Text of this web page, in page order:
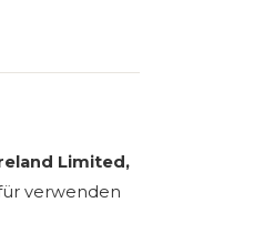
Limited,
verwenden